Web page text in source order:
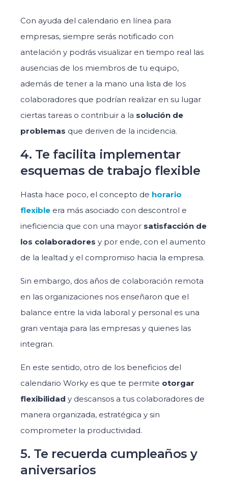
Con ayuda del calendario en línea para
empresas, siempre serás notificado con
antelación y podrás visualizar en tiempo real las
ausencias de los miembros de tu equipo,
además de tener a la mano una lista de los
colaboradores que podrían realizar en su lugar
ciertas tareas o contribuir a la solución de
problemas que deriven de la incidencia.
4. Te facilita implementar
esquemas de trabajo flexible
Hasta hace poco, el concepto de horario
flexible era más asociado con descontrol e
ineficiencia que con una mayor satisfacción de
los colaboradores y por ende, con el aumento
de la lealtad y el compromiso hacia la empresa.
Sin embargo, dos años de colaboración remota
en las organizaciones nos enseñaron que el
balance entre la vida laboral y personal es una
gran ventaja para las empresas y quienes las
integran.
En este sentido, otro de los beneficios del
calendario Worky es que te permite otorgar
flexibilidad y descansos a tus colaboradores de
manera organizada, estratégica y sin
comprometer la productividad.
5. Te recuerda cumpleaños y
aniversarios